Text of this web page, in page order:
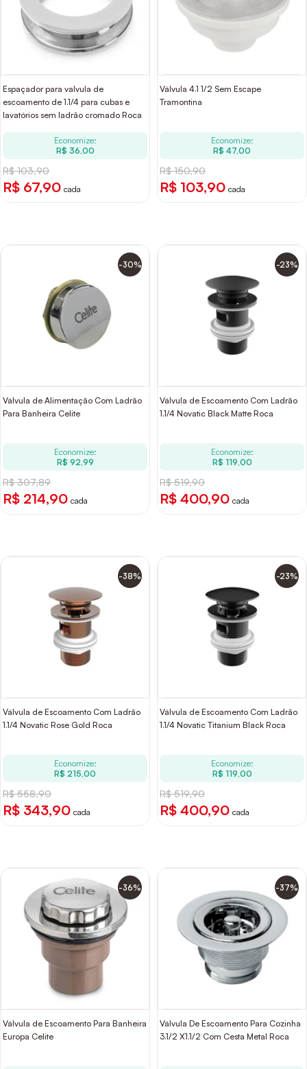
Espaçador para valvula de
escoamento de 1.1/4 para cubas e
lavatórios sem ladrão cromado Roca
Economize:
R$ 36,00
R$ 103,90
R$ 67,90 cada
Válvula 4.1 1/2 Sem Escape
Tramontina
Economize:
R$ 47,00
R$ 150,90
R$ 103,90 cada
-30%
Válvula de Alimentação Com Ladrão
Para Banheira Celite
Economize:
R$ 92,99
R$ 307,89
R$ 214,90 cada
-23%
Válvula de Escoamento Com Ladrão
1.1/4 Novatic Black Matte Roca
Economize:
R$ 119,00
R$ 519,90
R$ 400,90 cada
-38%
Válvula de Escoamento Com Ladrão
1.1/4 Novatic Rose Gold Roca
Economize:
R$ 215,00
R$ 558,90
R$ 343,90 cada
-23%
Válvula de Escoamento Com Ladrão
1.1/4 Novatic Titanium Black Roca
Economize:
R$ 119,00
R$ 519,90
R$ 400,90 cada
-36%
Válvula de Escoamento Para Banheira
Europa Celite
-37%
Válvula De Escoamento Para Cozinha
3.1/2 X1.1/2 Com Cesta Metal Roca